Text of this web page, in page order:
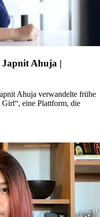
Japnit Ahuja |
Ahuja verwandelte frühe
eine Plattform, die